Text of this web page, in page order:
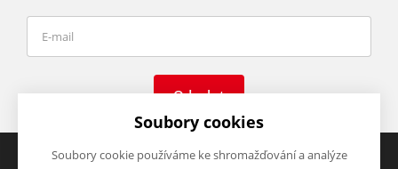
Odeslat
Soubory cookies
Soubory cookie používáme ke shromažďování a analýze